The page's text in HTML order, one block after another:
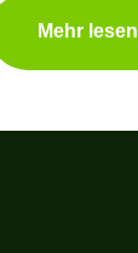
Mehr lesen